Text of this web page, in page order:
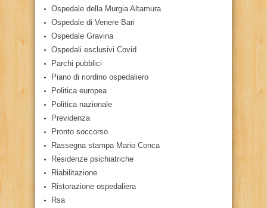
Ospedale della Murgia Altamura
Ospedale di Venere Bari
Ospedale Gravina
Ospedali esclusivi Covid
Parchi pubblici
Piano di riordino ospedaliero
Politica europea
Politica nazionale
Previdenza
Pronto soccorso
Rassegna stampa Mario Conca
Residenze psichiatriche
Riabilitazione
Ristorazione ospedaliera
Rsa